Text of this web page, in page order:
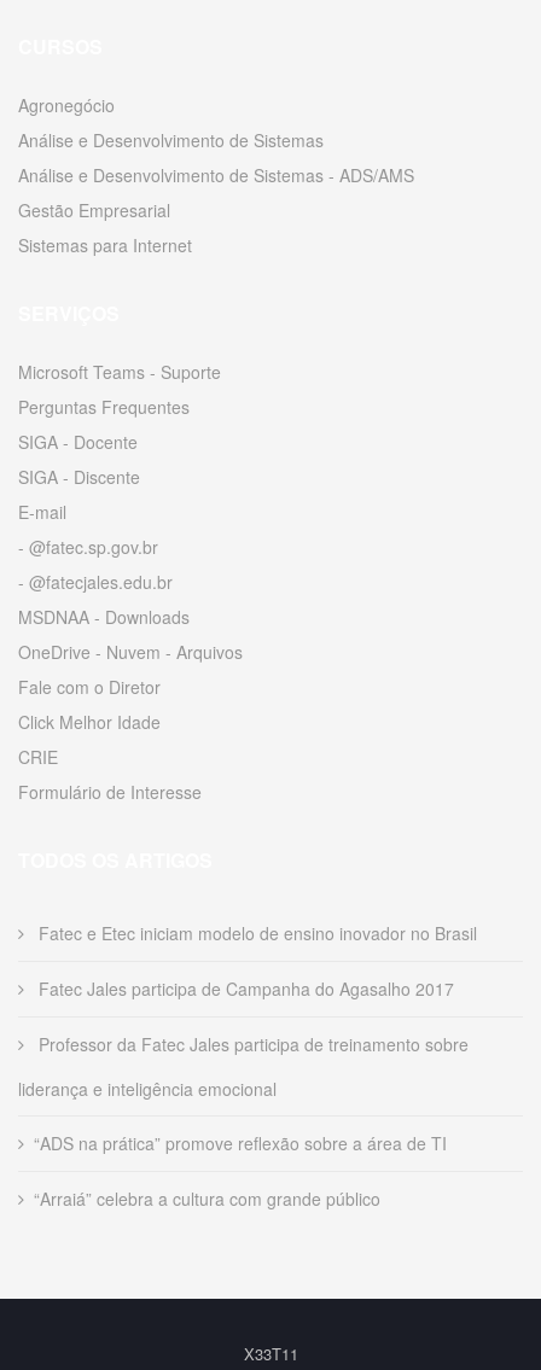
Agronegócio
Análise e Desenvolvimento de Sistemas
Análise e Desenvolvimento de Sistemas - ADS/AMS
Gestão Empresarial
Sistemas para Internet
Microsoft Teams - Suporte
Perguntas Frequentes
SIGA - Docente
SIGA - Discente
E-mail
- @fatec.sp.gov.br
- @fatecjales.edu.br
MSDNAA - Downloads
OneDrive - Nuvem - Arquivos
Fale com o Diretor
Click Melhor Idade
CRIE
Formulário de Interesse
Fatec e Etec iniciam modelo de ensino inovador no Brasil
Fatec Jales participa de Campanha do Agasalho 2017
Professor da Fatec Jales participa de treinamento sobre
liderança e inteligência emocional
“ADS na prática” promove reflexão sobre a área de TI
“Arraiá” celebra a cultura com grande público
X33T11